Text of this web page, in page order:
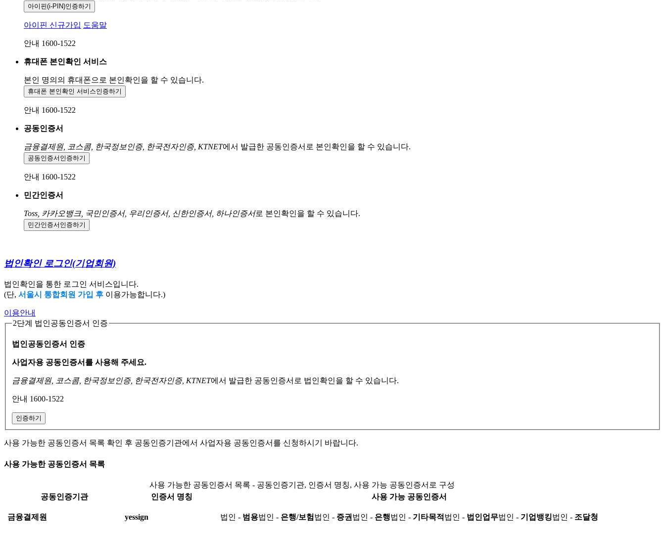
아이핀(i-PIN)인증하기
아이핀 신규가입 도움말
안내 1600-1522
휴대폰 본인확인 서비스
본인 명의의 휴대폰으로 본인확인을 할 수 있습니다.
휴대폰 본인확인 서비스인증하기
안내 1600-1522
공동인증서
금융결제원, 코스콤, 한국정보인증, 한국전자인증, KTNET에서 발급한 공동인증서로 본인확인을 할 수 있습니다.
공동인증서 인증하기
안내 1600-1522
민간인증서
Toss, 카카오뱅크, 국민인증서, 우리인증서, 신한인증서, 하나인증서로 본인확인을 할 수 있습니다.
민간인증서 인증하기
법인확인 로그인(기업회원)
법인확인을 통한 로그인 서비스입니다.
(단, 서울시 통합회원 가입 후 이용가능합니다.)
이용안내
2단계 법인공동인증서 인증
법인공동인증서 인증
사업자용 공동인증서를 사용해 주세요.
금융결제원, 코스콤, 한국정보인증, 한국전자인증, KTNET에서 발급한 공동인증서로 법인확인을 할 수 있습니다.
안내 1600-1522
인증하기
사용 가능한 공동인증서 목록 확인 후 공동인증기관에서 사업자용 공동인증서를 신청하시기 바랍니다.
사용 가능한 공동인증서 목록
사용 가능한 공동인증서 목록 - 공동인증기관, 인증서 명칭, 사용 가능 공동인증서로 구성
공동인증기관
인증서 명칭 사용 가능 공동인증서
금융결제원 yessign 법인 - 범용법인 - 은행/보험 법인 - 증권 법인 - 은행법인 - 기타목적 법인 - 법인업무법인 - 기업뱅킹법인 - 조달청